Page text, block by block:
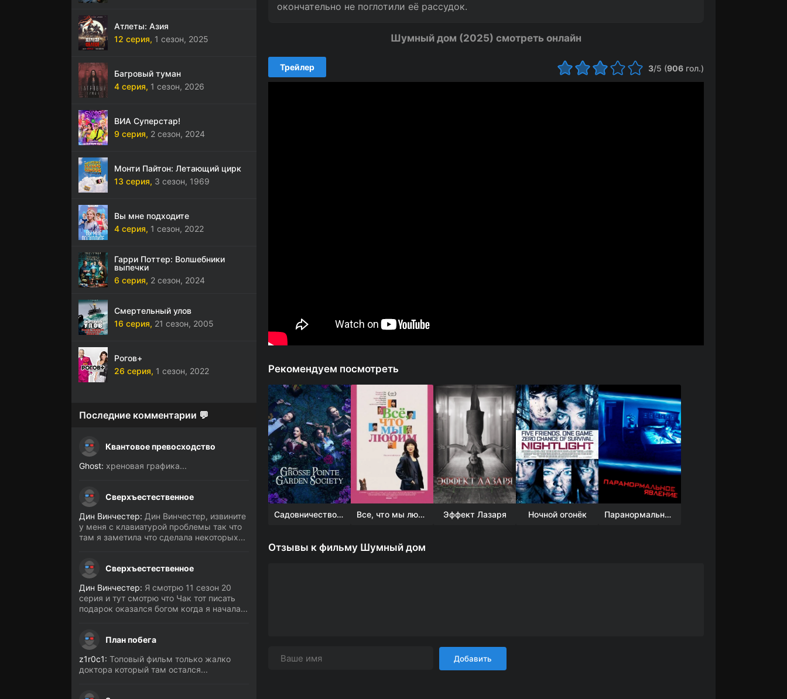
окончательно не поглотили её рассудок.
Шумный дом (2025) смотреть онлайн
3/5 (906 гол.)
Трейлер
Рекомендуем посмотреть
Садовничество в Гросс-Пойнте Все, что мы любим Эффект Лазаря Ночной огонёк Паранормальное явление
Отзывы к фильму Шумный дом
Добавить
Атлеты: Азия
12 серия, 1 сезон, 2025
Багровый туман
4 серия, 1 сезон, 2026
ВИА Суперстар!
9 серия, 2 сезон, 2024
Монти Пайтон: Летающий цирк
13 серия, 3 сезон, 1969
Вы мне подходите
4 серия, 1 сезон, 2022
Гарри Поттер: Волшебники
выпечки
6 серия, 2 сезон, 2024
Смертельный улов
16 серия, 21 сезон, 2005
Рогов+
26 серия, 1 сезон, 2022
Последние комментарии 💬
Квантовое превосходство
Ghost: хреновая графика...
Сверхъестественное
Дин Винчестер: Дин Винчестер, извините
у меня с клавиатурой проблемы так что
там я заметила что сделала некоторых...
Сверхъестественное
Дин Винчестер: Я смотрю 11 сезон 20
серия и тут смотрю что Чак тот писать
подарок оказался богом когда я начала...
План побега
z1r0c1: Топовый фильм только жалко
доктора который там остался...